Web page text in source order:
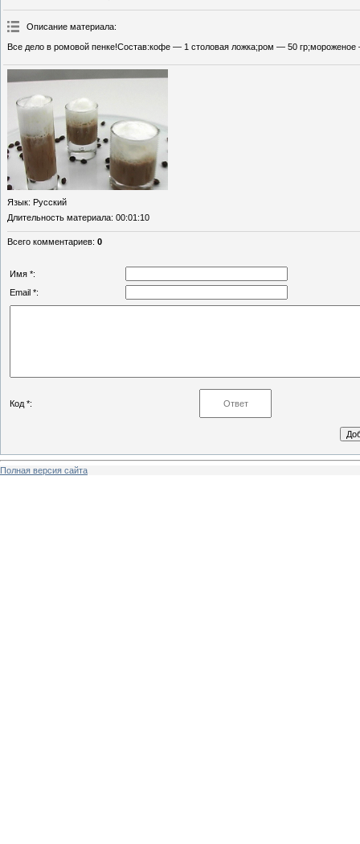
Описание материала:
Все дело в ромовой пенке!Состав:кофе — 1 столовая ложка;ром — 50
Язык: Русский
Длительность материала: 00:01:10
Всего комментариев: 0
Имя *:
Email *:
Код *:
Полная версия сайта